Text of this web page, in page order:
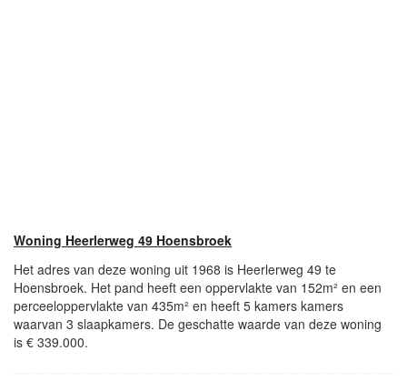
Woning Heerlerweg 49 Hoensbroek
Het adres van deze woning uit 1968 is Heerlerweg 49 te
Hoensbroek. Het pand heeft een oppervlakte van 152m² en een
perceeloppervlakte van 435m² en heeft 5 kamers kamers
waarvan 3 slaapkamers. De geschatte waarde van deze woning
is € 339.000.